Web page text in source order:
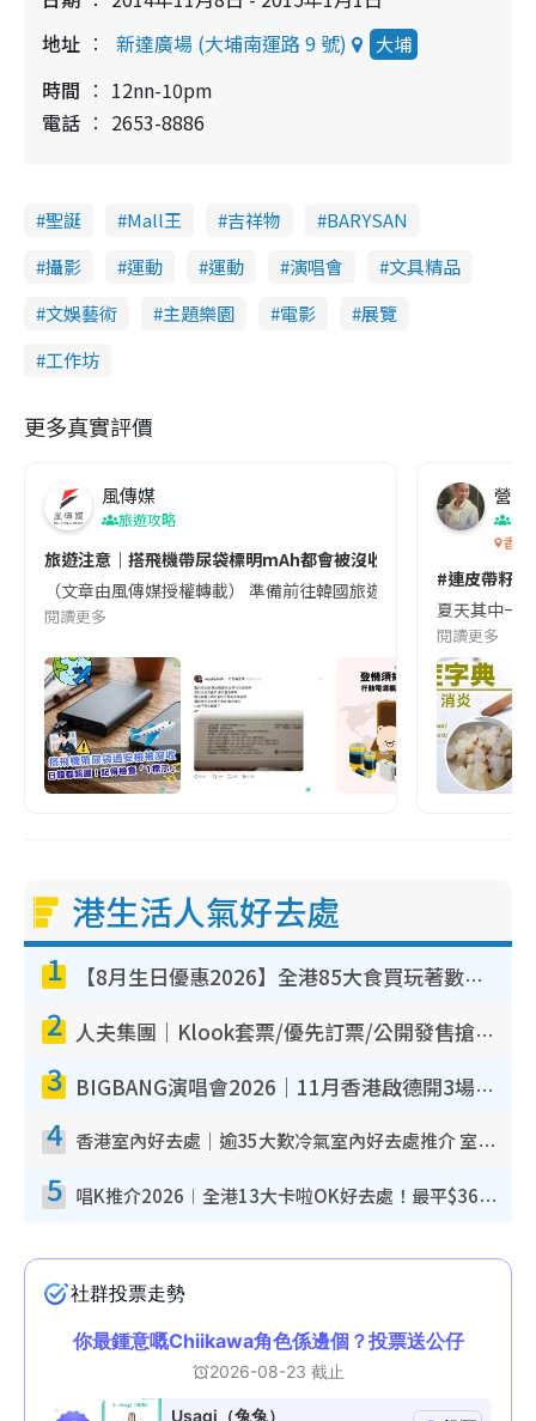
地址
新達廣場 (大埔南運路 9 號) 大埔
時間
12nn-10pm
電話
2653-8886
聖誕 Mall王 吉祥物
BARYSAN
攝影
運動 運動 演唱會
文具精品
文娛藝術
主題樂園 電影
展覽
工作坊
更多真實評價
風傳媒
旅遊攻略
旅遊注意｜搭飛機帶尿袋標明mAh都會被沒收😱出發前切記檢查
（文章由風傳媒授權轉載） 準備前往韓國旅遊的民眾，近期要
閱讀更多
營養
香港
#連皮帶籽
夏天其中一
閱讀更多
港生活人氣好去處
1 【8月生日優惠2026】全港85大食買玩著數攻略 自助餐/火鍋放題同行免費＋誠品/DONKI送現金券
2 人夫集團｜Klook套票/優先訂票/公開發售搶飛攻略！附票價.購票連結.場地座位表
3 BIGBANG演唱會2026｜11月香港啟德開3場！實名制VIP申請、優先購票攻略
4 香港室內好去處｜逾35大歎冷氣室內好去處推介 室內活動免費避雨無懼落雨
5 唱K推介2026︱全港13大卡啦OK好去處！最平$36起 日文K都有！(附地址+收費詳情)